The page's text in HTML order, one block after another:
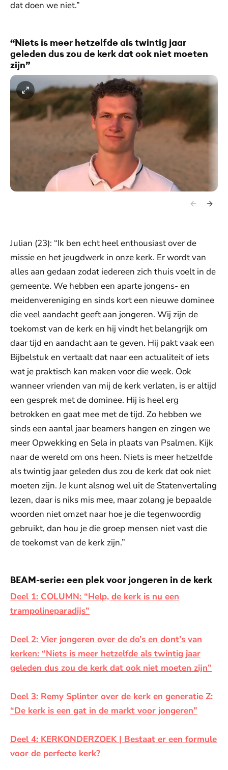
dat doen we niet.”
“Niets is meer hetzelfde als twintig jaar
geleden dus zou de kerk dat ook niet moeten
zijn”
Julian (23): “Ik ben echt heel enthousiast over de
missie en het jeugdwerk in onze kerk. Er wordt van
alles aan gedaan zodat iedereen zich thuis voelt in de
gemeente. We hebben een aparte jongens- en
meidenvereniging en sinds kort een nieuwe dominee
die veel aandacht geeft aan jongeren. Wij zijn de
toekomst van de kerk en hij vindt het belangrijk om
daar tijd en aandacht aan te geven. Hij pakt vaak een
Bijbelstuk en vertaalt dat naar een actualiteit of iets
wat je praktisch kan maken voor die week. Ook
wanneer vrienden van mij de kerk verlaten, is er altijd
een gesprek met de dominee. Hij is heel erg
betrokken en gaat mee met de tijd. Zo hebben we
sinds een aantal jaar beamers hangen en zingen we
meer Opwekking en Sela in plaats van Psalmen. Kijk
naar de wereld om ons heen. Niets is meer hetzelfde
als twintig jaar geleden dus zou de kerk dat ook niet
moeten zijn. Je kunt alsnog wel uit de Statenvertaling
lezen, daar is niks mis mee, maar zolang je bepaalde
woorden niet omzet naar hoe je die tegenwoordig
gebruikt, dan hou je die groep mensen niet vast die
de toekomst van de kerk zijn.”
BEAM-serie: een plek voor jongeren in de kerk
Deel 1: COLUMN: “Help, de kerk is nu een
trampolineparadijs”
Deel 2: Vier jongeren over de do’s en dont’s van
kerken: “Niets is meer hetzelfde als twintig jaar
geleden dus zou de kerk dat ook niet moeten zijn”
Deel 3: Remy Splinter over de kerk en generatie Z:
“De kerk is een gat in de markt voor jongeren”
Deel 4: KERKONDERZOEK | Bestaat er een formule
voor de perfecte kerk?